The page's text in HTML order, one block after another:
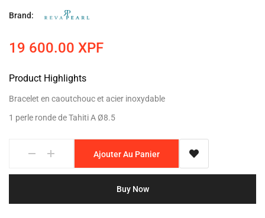
Brand:
19 600.00 XPF
Product Highlights
Bracelet en caoutchouc et acier inoxydable
1 perle ronde de Tahiti A Ø8.5
Ajouter Au Panier
Buy Now